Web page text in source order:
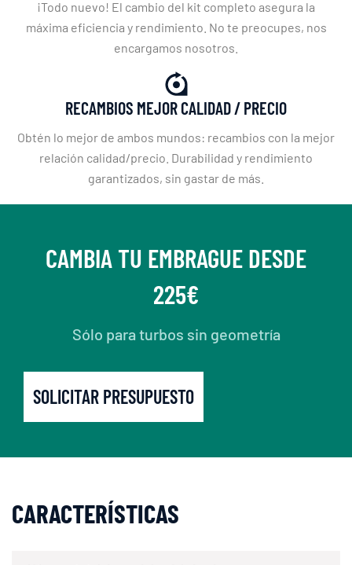
¡Todo nuevo! El cambio del kit completo asegura la
máxima eficiencia y rendimiento. No te preocupes, nos
encargamos nosotros.
RECAMBIOS MEJOR CALIDAD / PRECIO
Obtén lo mejor de ambos mundos: recambios con la mejor
relación calidad/precio. Durabilidad y rendimiento
garantizados, sin gastar de más.
CAMBIA TU EMBRAGUE DESDE
225€
Sólo para turbos sin geometría
SOLICITAR PRESUPUESTO
CARACTERÍSTICAS